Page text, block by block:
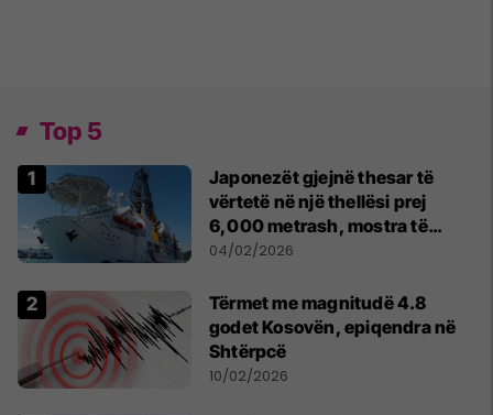
Top 5
Japonezët gjejnë thesar të
vërtetë në një thellësi prej
6,000 metrash, mostra të
mineraleve të rralla
04/02/2026
Tërmet me magnitudë 4.8
godet Kosovën, epiqendra në
Shtërpcë
10/02/2026